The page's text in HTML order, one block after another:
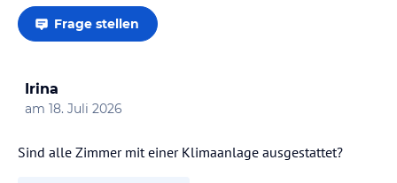
Frage stellen
Irina
am 18. Juli 2026
Sind alle Zimmer mit einer Klimaanlage ausgestattet?